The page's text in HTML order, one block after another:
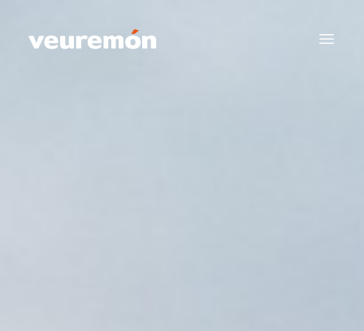
Your Company